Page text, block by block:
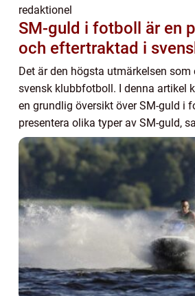
redaktionel
SM-guld i fotboll är en
och
Det är den högsta utmärkelsen
svensk klubbfotboll. I denna artikel
en grundlig översikt över SM-guld i
presentera olika typer av SM-guld,
skillnader och historiska för- och